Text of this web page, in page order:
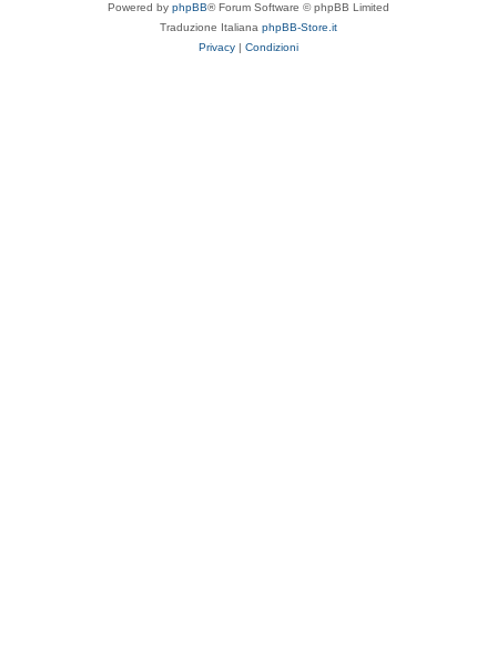
Powered by phpBB® Forum Software © phpBB Limited
Traduzione Italiana phpBB-Store.it
Privacy | Condizioni